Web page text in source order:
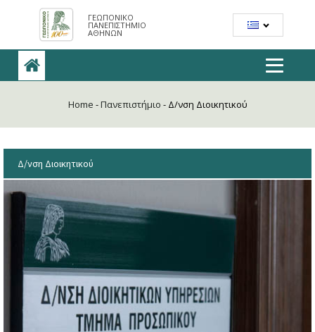
ΓΕΩΠΟΝΙΚΟ
ΠΑΝΕΠΙΣΤΗΜΙΟ
ΑΘΗΝΩΝ
Home -Πανεπιστήμιο - Δ/νση Διοικητικού
Δ/νση Διοικητικού